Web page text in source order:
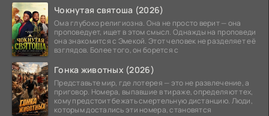
Чокнутая святоша (2026)
Ома глубоко религиозна. Она не просто верит — она
проповедует, ищет в этом смысл. Однажды на проповеди
она знакомится с Эмекой. Этот человек не разделяет её
взглядов. Более того, он борется с
Гонка животных (2026)
Представьте мир, где лотерея — это не развлечение, а
приговор. Номера, выпавшие в тираже, определяют тех,
кому предстоит бежать смертельную дистанцию. Люди,
которым достались эти номера, становятся